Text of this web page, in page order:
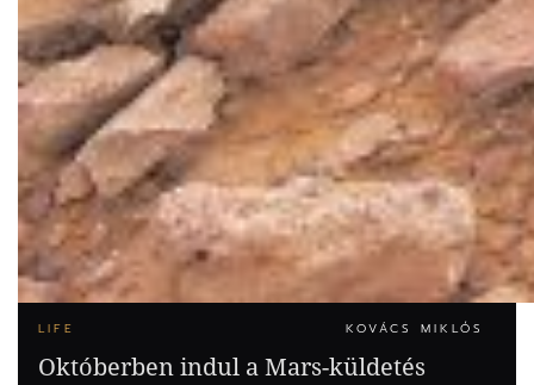
LIFE KOVÁCS MIKLÓS
Októberben indul a Mars-küldetés